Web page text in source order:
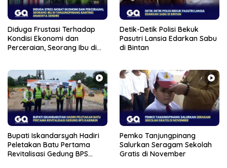
Diduga Frustasi Terhadap
Kondisi Ekonomi dan
Perceraian, Seorang Ibu di
Detik-Detik Polisi Bekuk
Pasutri Lansia Edarkan Sabu
di Bintan
Bupati Iskandarsyah Hadiri
Peletakan Batu Pertama
Revitalisasi Gedung BPS
Pemko Tanjungpinang
Salurkan Seragam Sekolah
Gratis di November